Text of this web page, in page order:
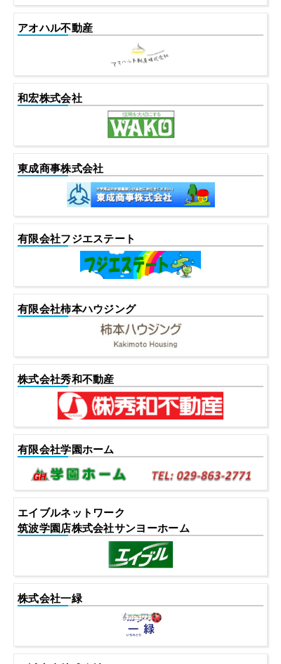
アオハル不動産
和宏株式会社
東成商事株式会社
有限会社フジエステート
有限会社柿本ハウジング
株式会社秀和不動産
有限会社学園ホーム
エイブルネットワーク
筑波学園店株式会社サンヨーホーム
株式会社一緑